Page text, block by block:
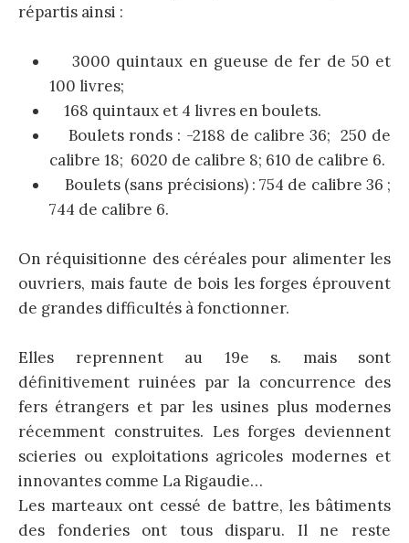
répartis ainsi :
3000 quintaux en gueuse de fer de 50 et
100 livres;
168 quintaux et 4 livres en boulets.
Boulets ronds : -2188 de calibre 36; 250 de
calibre 18; 6020 de calibre 8; 610 de calibre 6.
Boulets (sans précisions) : 754 de calibre 36 ;
744 de calibre 6.
On réquisitionne des céréales pour alimenter les
ouvriers, mais faute de bois les forges éprouvent
de grandes difficultés à fonctionner.
Elles reprennent au 19e s. mais sont
définitivement ruinées par la concurrence des
fers étrangers et par les usines plus modernes
récemment construites. Les forges deviennent
scieries ou exploitations agricoles modernes et
innovantes comme La Rigaudie…
Les marteaux ont cessé de battre, les bâtiments
des fonderies ont tous disparu. Il ne reste